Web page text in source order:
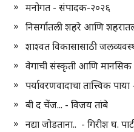
मनोगत - संपादक-२०२६
निसर्गातली शहरे आणि
शाश्वत विकासासाठी
वेगाची संस्कृती आणि मानसिक
पर्यावरणवादाचा तात्त्विक
बी द चेंज... - विजय तांबे
नद्या जोडताना.. - गिरीश घ.